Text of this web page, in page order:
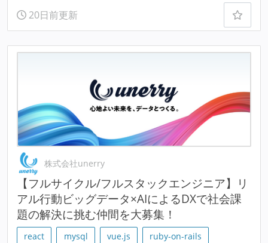
20日前更新
株式会社unerry
【フルサイクル/フルスタックエンジニア】リ
アル行動ビッグデータ×AIによるDXで社会課
題の解決に挑む仲間を大募集！
react mysql vue.js
ruby-on-rails